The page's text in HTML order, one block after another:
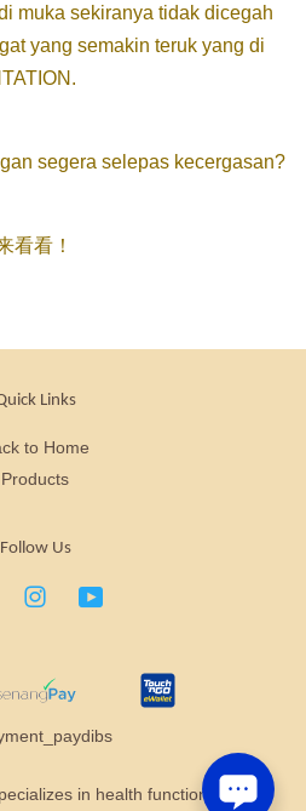
muka sekiranya tidak dicegah
yang semakin teruk yang di
segera selepas kecergasan?
看看！
Links
to Home
Products
Follow Us
FacebookInstagram
in health functional food.